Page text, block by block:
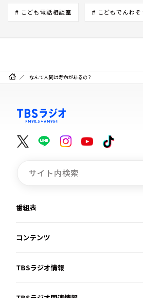
# こども電話相談室 # こどもでんわそ
なんで人間は寿命があるの？
番組表
コンテンツ
TBSラジオ情報